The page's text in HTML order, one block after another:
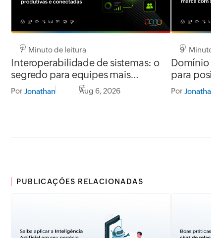
7 Minuto de leitura
Interoperabilidade de sistemas: o
segredo para equipes mais
produtivas e conectadas
Por Jonathan Aug 6, 2026
9 Minuto
Domínio
para
segurança
Por Jonathan
PUBLICAÇÕES RELACIONADAS